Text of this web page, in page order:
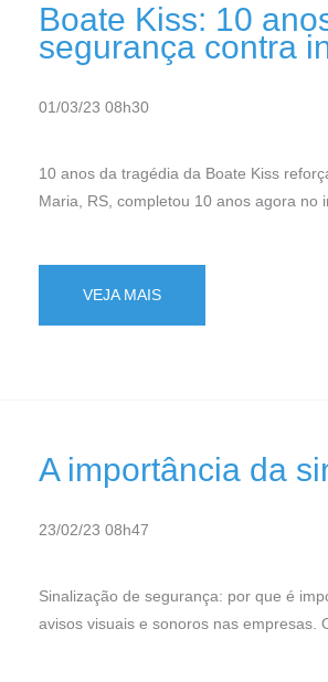
Boate Kiss: 10
segurança contra
01/03/23 08h30
10 anos da tragédia da Boate Kiss
Maria, RS, completou 10 anos agora no
VEJA MAIS
A importância da
23/02/23 08h47
Sinalização de segurança: por que é
avisos visuais e sonoros nas empresas.